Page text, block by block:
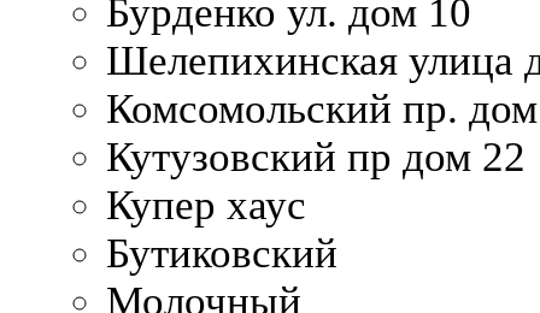
Бурденко ул. дом 10
Шелепихинская улица
Комсомольский пр.
Кутузовский пр дом 22
Купер хаус
Бутиковский
Молочный